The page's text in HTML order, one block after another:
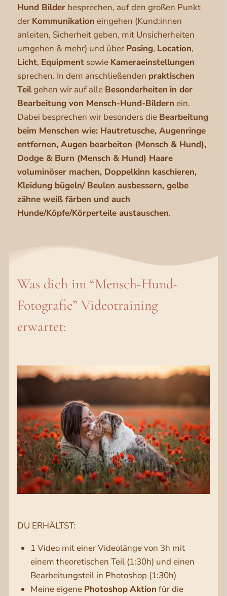
Hund Bilder besprechen, auf den großen Punkt
der Kommunikation eingehen (Kund:innen
anleiten, Sicherheit geben, mit Unsicherheiten
umgehen & mehr) und über Posing, Location,
Licht, Equipment sowie Kameraeinstellungen
sprechen. In dem anschließenden praktischen
Teilgehen wir auf alle Besonderheiten in der
Bearbeitung von Mensch-Hund-Bildern ein.
Dabei besprechen wir besonders die Bearbeitung
beim Menschen wie: Hautretusche, Augenringe
entfernen, Augen bearbeiten (Mensch & Hund),
Dodge & Burn (Mensch & Hund) Haare
voluminöser machen, Doppelkinn kaschieren,
Kleidung bügeln/ Beulen ausbessern, gelbe
zähne weiß färben und auch
Hunde/Köpfe/Körperteile austauschen.
Was dich im “Mensch-Hund-
Fotografie” Videotraining
erwartet:
DU ERHÄLTST:
1 Video mit einer Videolänge von 3h mit
einem theoretischen Teil (1:30h) und einen
Bearbeitungsteil in Photoshop (1:30h)
Meine eigene PhotoshopAktion für die